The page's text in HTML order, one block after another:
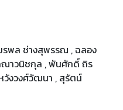
รพล ช่างสุพรรณ , ฉลอง
ณาวนิชกุล , พันศักดิ์ ถิร
งวงศ์วัฒนา , สุรัตน์